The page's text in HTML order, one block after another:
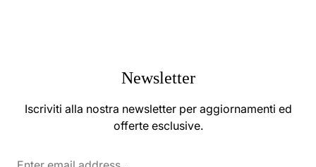
Newsletter
Iscriviti alla nostra newsletter per aggiornamenti ed
offerte esclusive.